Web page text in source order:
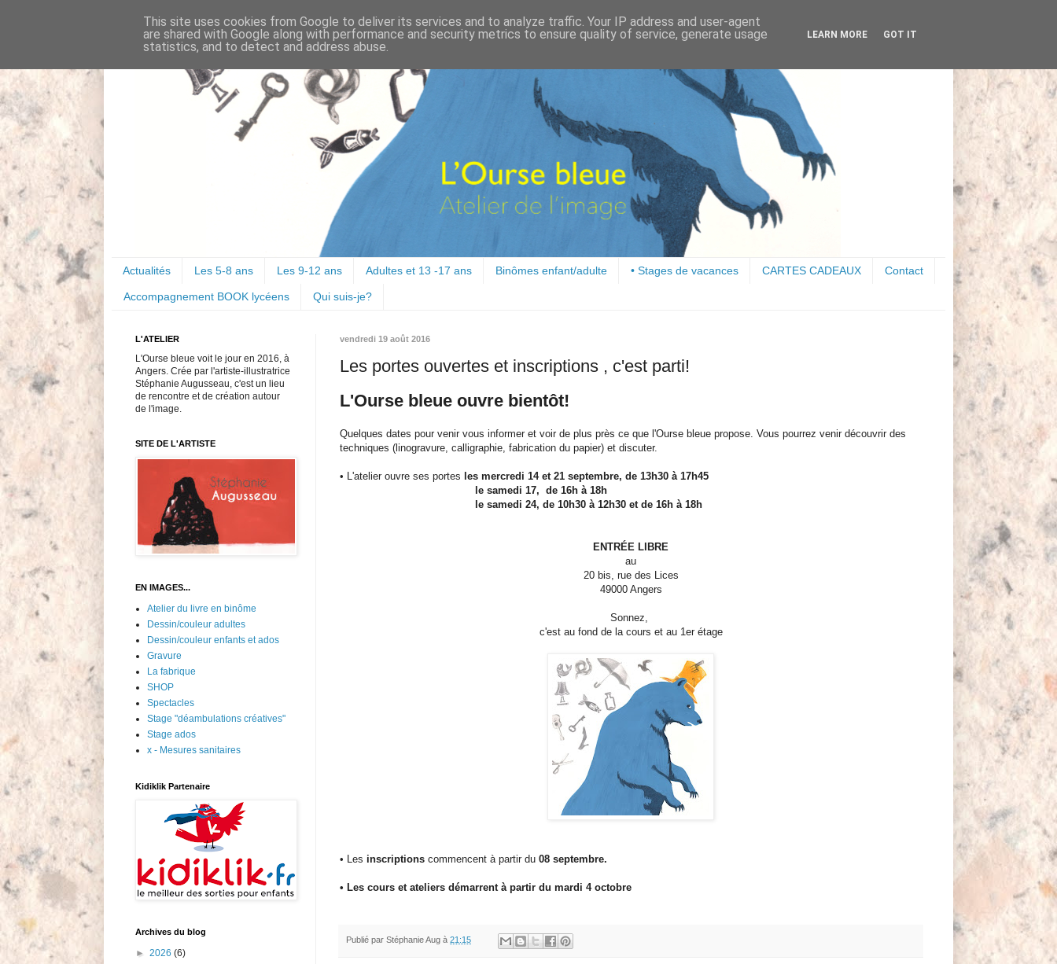
Actualités Les 5-8 ans Les 9-12 ans Adultes et 13 -17 ans Binômes enfant/adulte • Stages de vacances CARTES CADEAUX Contact
Accompagnement BOOK lycéens Qui suis-je?
vendredi 19 août 2016
Les portes ouvertes et inscriptions , c'est parti!
L'Ourse bleue ouvre bientôt!
Quelques dates pour venir vous informer et voir de plus près ce que l'Ourse bleue propose. Vous pourrez venir découvrir des
techniques (linogravure, calligraphie, fabrication du papier) et discuter.
• L'atelier ouvre ses portes les mercredi 14 et 21 septembre, de 13h30 à 17h45
le samedi 17, de 16h à 18h
le samedi 24, de 10h30 à 12h30 et de 16h à 18h
ENTRÉE LIBRE
au
20 bis, rue des Lices
49000 Angers
Sonnez,
c'est au fond de la cours et au 1er étage
• Les inscriptions commencent à partir du 08 septembre.
• Les cours et ateliers démarrent à partir du mardi 4 octobre
Publié par Stéphanie Aug à 21:15
L'ATELIER
L'Ourse bleue voit le jour en 2016, à
Angers. Crée par l'artiste-illustratrice
Stéphanie Augusseau, c'est un lieu
de rencontre et de création autour
de l'image.
SITE DE L'ARTISTE
EN IMAGES...
Atelier du livre en binôme
Dessin/couleur adultes
Dessin/couleur enfants et ados
Gravure
La fabrique
SHOP
Spectacles
Stage "déambulations créatives"
Stage ados
x - Mesures sanitaires
Kidiklik Partenaire
Archives du blog
► 2026 (6)
This site uses cookies from Google to deliver its services and to analyze traffic. Your IP address and user-agent
are shared with Google along with performance and security metrics to ensure quality of service, generate usage
statistics, and to detect and address abuse.
LEARN MORE GOT IT